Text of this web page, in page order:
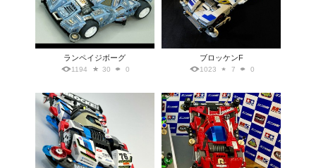
ランペイジボーグ
1194 30 0
ブロッケンF
1023 7 0